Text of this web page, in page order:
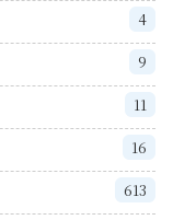
4
9
11
16
613